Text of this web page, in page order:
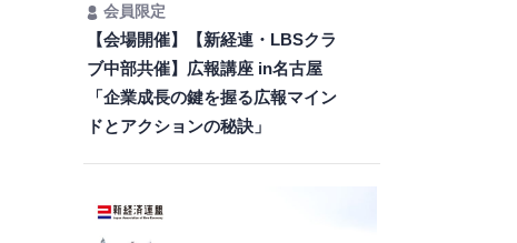
会員限定
【会場開催】【新経連・LBSクラ
ブ中部共催】広報講座 in名古屋
「企業成長の鍵を握る広報マイン
ドとアクションの秘訣」